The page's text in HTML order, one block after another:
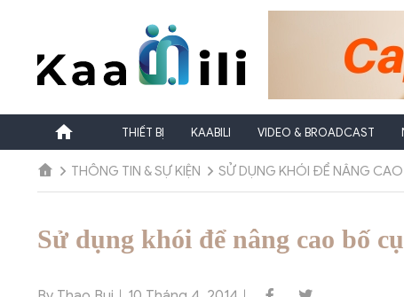
THIẾT BỊ KAABILI VIDEO & BROADCAST
THÔNG TIN & SỰ KIỆN SỬ DỤNG KHÓI ĐỂ NÂNG
Sử dụng khói để nâng cao bố